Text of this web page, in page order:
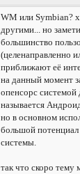
WM или Symbian?
другими... но
большинство
(целенаправленно
приближают её
на данный момент
опенсорс
называется
но в основном
большой
системы.
так что скоро тему